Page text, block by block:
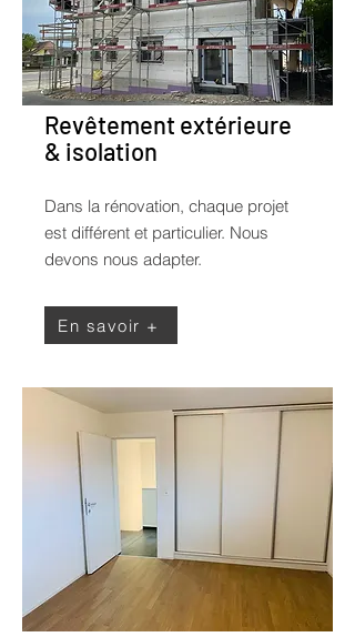
Revêtement extérieure
& isolation
Dans la rénovation, chaque projet
est différent et particulier. Nous
devons nous adapter.
En savoir +